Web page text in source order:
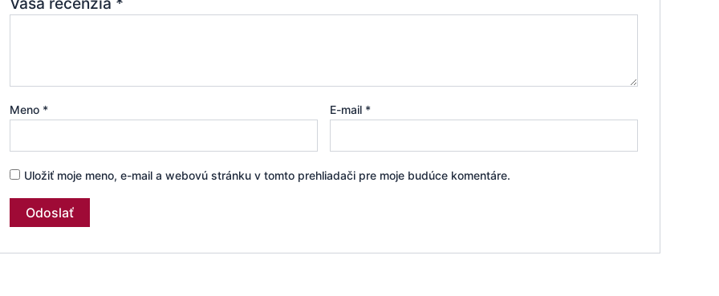
Meno * E-mail *
Uložiť moje meno, e-mail a webovú stránku v tomto prehliadači pre moje budúce komentáre.